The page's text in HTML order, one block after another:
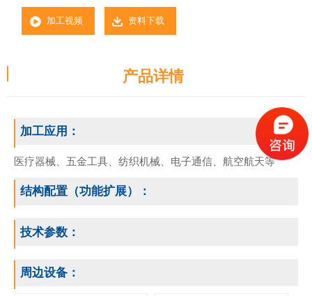
加工视频 资料下载
产品详情
加工应用：
医疗器械、五金工具、纺织机械、电子通信、航空航天等
结构配置（功能扩展）：
技术参数：
周边设备：